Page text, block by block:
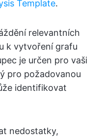
Template.
relevantních
k vytvoření grafu
je určen pro vaši
pro požadovanou
identifikovat
nedostatky,